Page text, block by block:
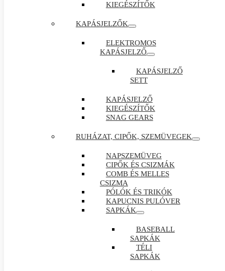
KIEGÉSZÍTŐK
KAPÁSJELZŐK
ELEKTROMOS
KAPÁSJELZŐ
KAPÁSJELZŐ
SETT
KAPÁSJELZŐ
KIEGÉSZÍTŐK
SNAG GEARS
RUHÁZAT, CIPŐK, SZEMÜVEGEK
NAPSZEMÜVEG
CIPŐK ÉS CSIZMÁK
COMB ÉS MELLES
CSIZMA
PÓLÓK ÉS TRIKÓK
KAPUCNIS PULÓVER
SAPKÁK
BASEBALL
SAPKÁK
TÉLI
SAPKÁK